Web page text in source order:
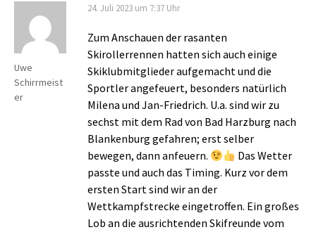
Uwe
Schirrmeist
er
24. Juli 2023 um 7:37 Uhr
Zum Anschauen der rasanten
Skirollerrennen hatten sich auch einige
Skiklubmitglieder aufgemacht und die
Sportler angefeuert, besonders natürlich
Milena und Jan-Friedrich. U.a. sind wir zu
sechst mit dem Rad von Bad Harzburg nach
Blankenburg gefahren; erst selber
bewegen, dann anfeuern.
Das Wetter
passte und auch das Timing. Kurz vor dem
ersten Start sind wir an der
Wettkampfstrecke eingetroffen. Ein großes
Lob an die ausrichtenden Skifreunde vom